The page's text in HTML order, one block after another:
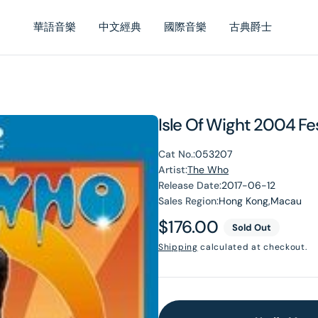
華語音樂 中文經典 國際音樂 古典爵士
Isle Of Wight 2004
Cat No.:053207
Artist:The Who
Release Date:2017-06-12
Sales Region:Hong Kong,Macau
Regular
price
$176.00 Sold Out
Shipping calculated at checkout.